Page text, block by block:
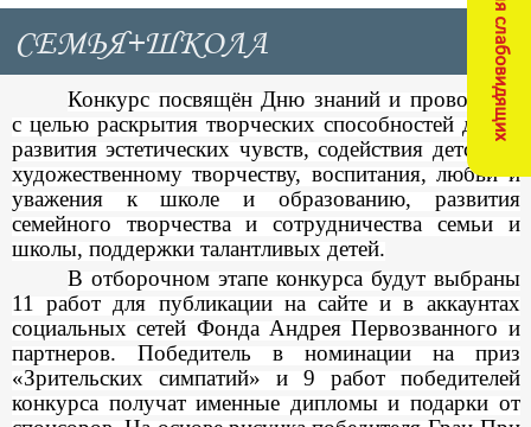
СЕМЬЯ+ШКОЛА
Конкурс посвящён Дню знаний и проводится
с целью раскрытия творческих способностей детей,
развития эстетических чувств, содействия детскому
художественному творчеству, воспитания, любви и
уважения к школе и образованию, развития
семейного творчества и сотрудничества семьи и
школы, поддержки талантливых детей.
В отборочном этапе конкурса будут выбраны
11 работ для публикации на сайте и в аккаунтах
социальных сетей Фонда Андрея Первозванного и
партнеров. Победитель в номинации на приз
«Зрительских симпатий» и 9 работ победителей
конкурса получат именные дипломы и подарки от